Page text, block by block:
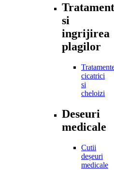
si
ingrijirea
plagilor
cicatrici
si
cheloizi
Deseuri
medicale
Cutii
deșeuri
medicale